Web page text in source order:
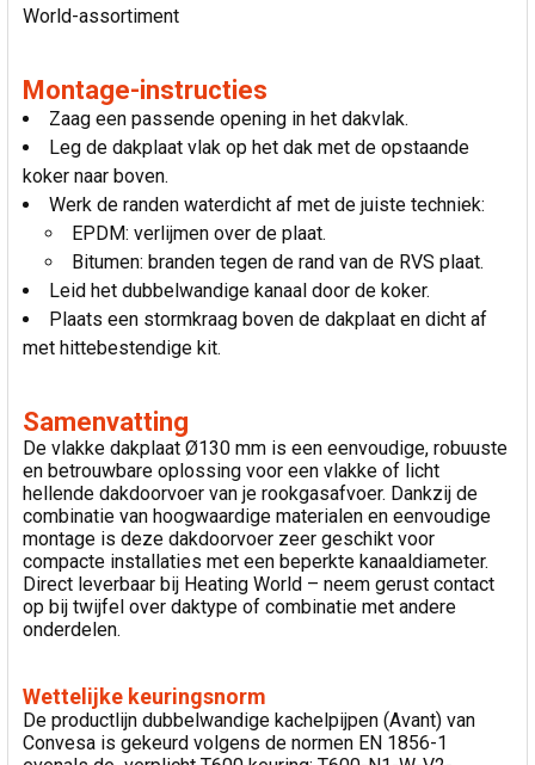
World-assortiment
Montage-instructies
Zaag een passende opening in het dakvlak.
Leg de dakplaat vlak op het dak met de opstaande
koker naar boven.
Werk de randen waterdicht af met de juiste techniek:
EPDM: verlijmen over de plaat.
Bitumen: branden tegen de rand van de RVS plaat.
Leid het dubbelwandige kanaal door de koker.
Plaats een stormkraag boven de dakplaat en dicht af
met hittebestendige kit.
Samenvatting
De vlakke dakplaat Ø130 mm is een eenvoudige, robuuste
en betrouwbare oplossing voor een vlakke of licht
hellende dakdoorvoer van je rookgasafvoer. Dankzij de
combinatie van hoogwaardige materialen en eenvoudige
montage is deze dakdoorvoer zeer geschikt voor
compacte installaties met een beperkte kanaaldiameter.
Direct leverbaar bij Heating World – neem gerust contact
op bij twijfel over daktype of combinatie met andere
onderdelen.
Wettelijke keuringsnorm
De productlijn dubbelwandige kachelpijpen (Avant) van
Convesa is gekeurd volgens de normen EN 1856-1